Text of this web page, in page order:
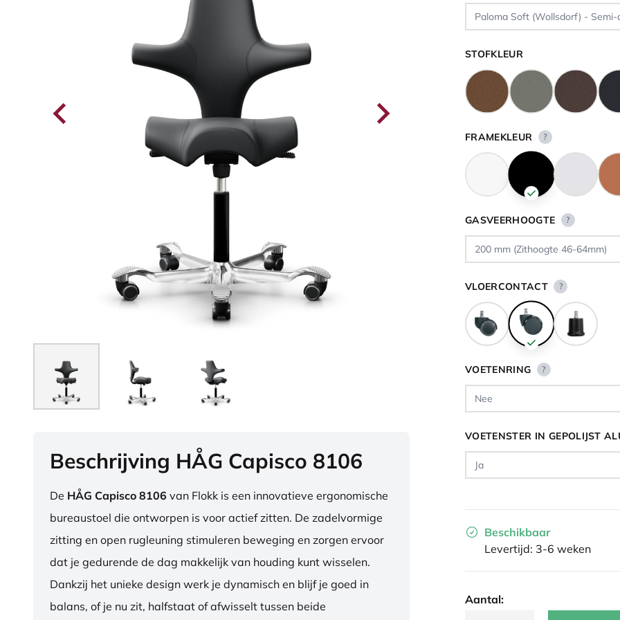
Beschrijving HÅG Capisco 8106
De HÅG Capisco 8106 van Flokk is een innovatieve ergonomische
bureaustoel die ontworpen is voor actief zitten. De zadelvormige
zitting en open rugleuning stimuleren beweging en zorgen ervoor
dat je gedurende de dag makkelijk van houding kunt wisselen.
Dankzij het unieke design werk je dynamisch en blijf je goed in
balans, of je nu zit, halfstaat of afwisselt tussen beide
STOFKLEUR
FRAMEKLEUR ?
GASVEERHOOGTE ?
VLOERCONTACT ?
VOETENRING ?
VOETENSTER IN GEPOLIJST
Beschikbaar
Levertijd: 3-6 weken
Aantal: